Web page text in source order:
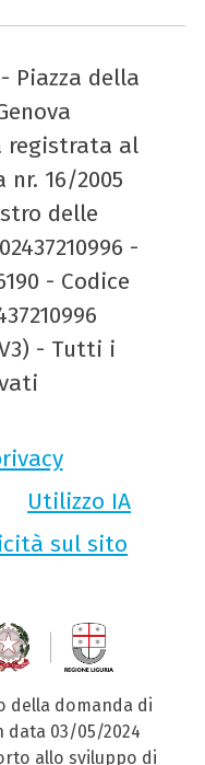
Piazza della
registrata al
nr. 16/2005
delle
-
- Codice
- Tutti i
Utilizzo IA
sul sito
della domanda di
data 03/05/2024
allo sviluppo di